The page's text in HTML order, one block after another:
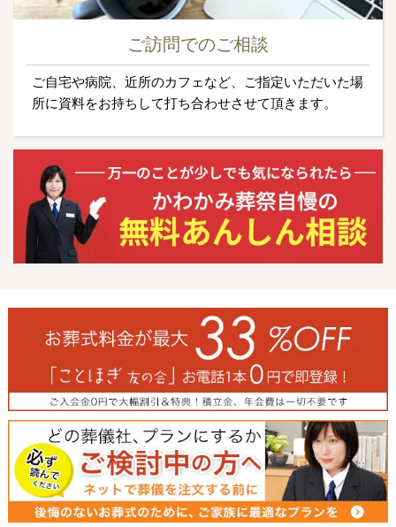
ご訪問でのご相談
ご自宅や病院、近所のカフェなど、ご指定いただいた場
所に資料をお持ちして打ち合わせさせて頂きます。